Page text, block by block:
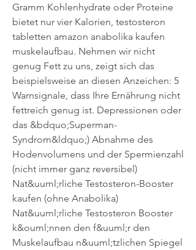
Gramm Kohlenhydrate oder Proteine
bietet nur vier Kalorien, testosteron
tabletten amazon anabolika kaufen
muskelaufbau. Nehmen wir nicht
genug Fett zu uns, zeigt sich das
beispielsweise an diesen Anzeichen: 5
Warnsignale, dass Ihre Ernährung nicht
fettreich genug ist. Depressionen oder
das &bdquo;Superman-
Syndrom&ldquo;) Abnahme des
Hodenvolumens und der Spermienzahl
(nicht immer ganz reversibel)
Nat&uuml;rliche Testosteron-Booster
kaufen (ohne Anabolika)
Nat&uuml;rliche Testosteron Booster
k&ouml;nnen den f&uuml;r den
Muskelaufbau n&uuml;tzlichen Spiegel